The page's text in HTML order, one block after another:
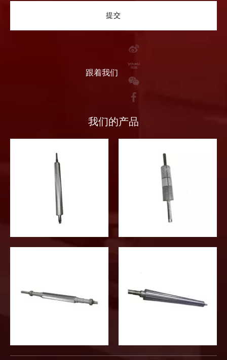
提交
跟着我们
我们的产品